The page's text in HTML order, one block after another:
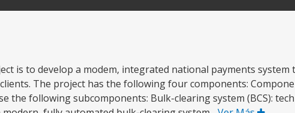
is to develop a modem, integrated national payments system
The project has the following four components:
the following subcomponents: Bulk-clearing system (BCS):